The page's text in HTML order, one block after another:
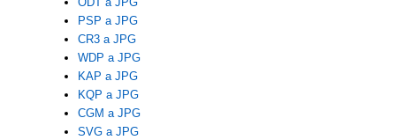
PSP a JPG
CR3 a JPG
WDP a JPG
KAP a JPG
KQP a JPG
CGM a JPG
SVG a JPG